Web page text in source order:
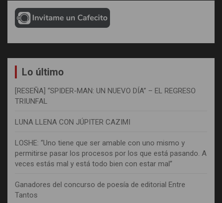
Lo último
[RESEÑA] “SPIDER-MAN: UN NUEVO DÍA” – EL REGRESO
TRIUNFAL
LUNA LLENA CON JÚPITER CAZIMI
LOSHE: “Uno tiene que ser amable con uno mismo y
permitirse pasar los procesos por los que está pasando. A
veces estás mal y está todo bien con estar mal”
Ganadores del concurso de poesía de editorial Entre
Tantos